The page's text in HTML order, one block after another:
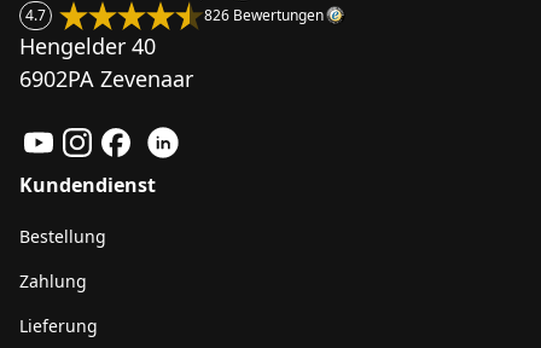
4.7 826 Bewertungen
Hengelder 40
6902PA Zevenaar
Kundendienst
Bestellung
Zahlung
Lieferung